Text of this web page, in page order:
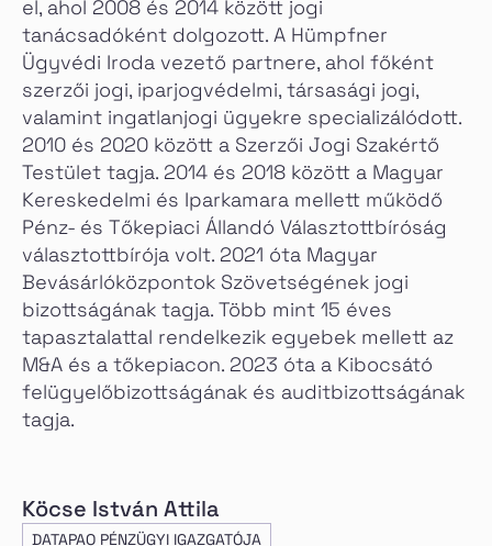
el, ahol 2008 és 2014 között jogi
tanácsadóként dolgozott. A Hümpfner
Ügyvédi Iroda vezető partnere, ahol főként
szerzői jogi, iparjogvédelmi, társasági jogi,
valamint ingatlanjogi ügyekre specializálódott.
2010 és 2020 között a Szerzői Jogi Szakértő
Testület tagja. 2014 és 2018 között a Magyar
Kereskedelmi és Iparkamara mellett működő
Pénz- és Tőkepiaci Állandó Választottbíróság
választottbírója volt. 2021 óta Magyar
Bevásárlóközpontok Szövetségének jogi
bizottságának tagja. Több mint 15 éves
tapasztalattal rendelkezik egyebek mellett az
M&A és a tőkepiacon. 2023 óta a Kibocsátó
felügyelőbizottságának és auditbizottságának
tagja.
Köcse István Attila
DATAPAO PÉNZÜGYI IGAZGATÓJA